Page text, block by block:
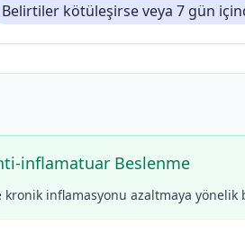
Belirtiler kötüleşirse veya 7 gün
inflamatuar Beslenme
kronik inflamasyonu azaltmaya